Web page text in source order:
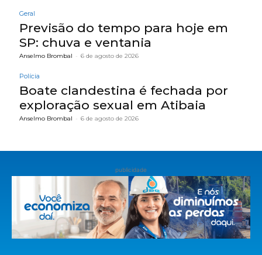
Geral
Previsão do tempo para hoje em
SP: chuva e ventania
Anselmo Brombal - 6 de agosto de 2026
Polícia
Boate clandestina é fechada por
exploração sexual em Atibaia
Anselmo Brombal - 6 de agosto de 2026
publicidade